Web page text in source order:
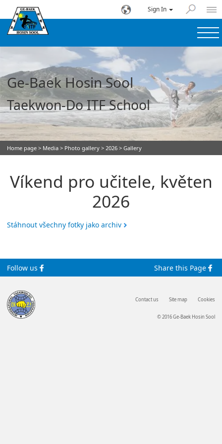
Sign In
Ge-Baek Hosin Sool
Taekwon-Do ITF School
Home page > Media > Photo gallery > 2026 > Gallery
Víkend pro učitele, květen
2026
Stáhnout všechny fotky jako archiv
Follow us Share this Page
Contact us Site map Cookies
© 2016 Ge-Baek Hosin Sool